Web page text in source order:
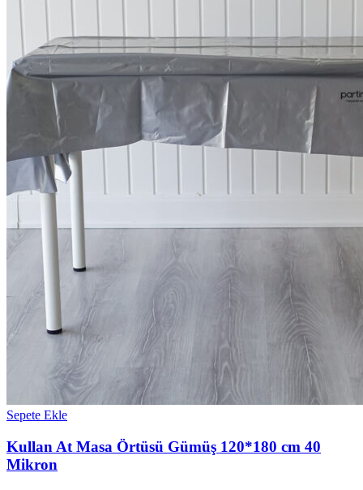
Sepete Ekle
Kullan At Masa Örtüsü Gümüş 120*180 cm 40
Mikron